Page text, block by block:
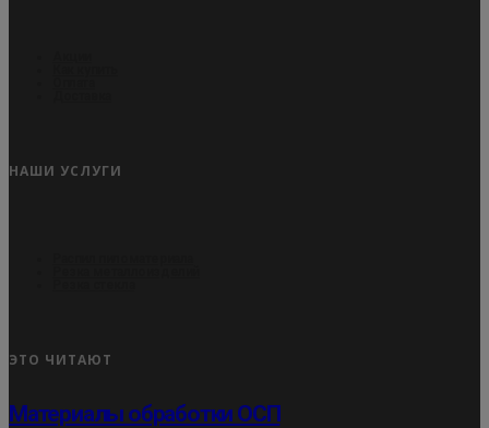
НАШИ УСЛУГИ
ЭТО ЧИТАЮТ
Материалы обработки ОСП